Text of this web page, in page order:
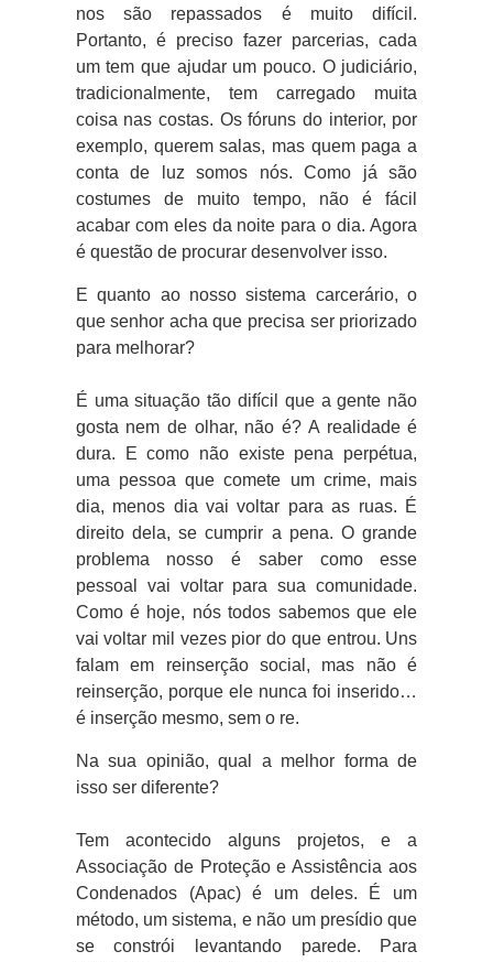
nos são repassados é muito difícil.
Portanto, é preciso fazer parcerias, cada
um tem que ajudar um pouco. O judiciário,
tradicionalmente, tem carregado muita
coisa nas costas. Os fóruns do interior, por
exemplo, querem salas, mas quem paga a
conta de luz somos nós. Como já são
costumes de muito tempo, não é fácil
acabar com eles da noite para o dia. Agora
é questão de procurar desenvolver isso.
E quanto ao nosso sistema carcerário, o
que senhor acha que precisa ser priorizado
para melhorar?
É uma situação tão difícil que a gente não
gosta nem de olhar, não é? A realidade é
dura. E como não existe pena perpétua,
uma pessoa que comete um crime, mais
dia, menos dia vai voltar para as ruas. É
direito dela, se cumprir a pena. O grande
problema nosso é saber como esse
pessoal vai voltar para sua comunidade.
Como é hoje, nós todos sabemos que ele
vai voltar mil vezes pior do que entrou. Uns
falam em reinserção social, mas não é
reinserção, porque ele nunca foi inserido…
é inserção mesmo, sem o re.
Na sua opinião, qual a melhor forma de
isso ser diferente?
Tem acontecido alguns projetos, e a
Associação de Proteção e Assistência aos
Condenados (Apac) é um deles. É um
método, um sistema, e não um presídio que
se constrói levantando parede. Para